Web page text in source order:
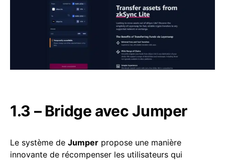
1.3 – Bridge avec Jumper
Le système de Jumper propose une manière
innovante de récompenser les utilisateurs qui